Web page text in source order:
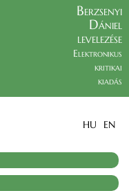
Berzsenyi
Dániel
levelezése
Elektronikus
kritikai
kiadás
HU EN